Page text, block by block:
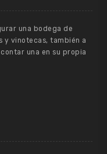
una bodega de
y vinotecas, también a
una en su propia